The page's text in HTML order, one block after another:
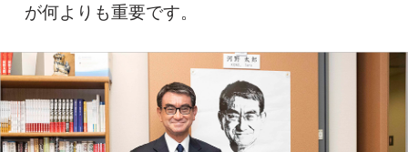
が何よりも重要です。